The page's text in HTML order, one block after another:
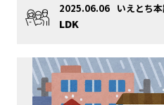
2025.06.06 いえとち
LDK